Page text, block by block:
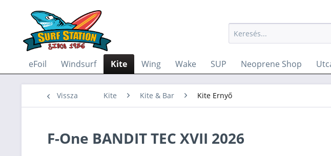
eFoil Windsurf Kite Wing Wake SUP Neoprene Shop
Vissza Kite Kite & Bar Kite Ernyő
F-One BANDIT TEC XVII 2026